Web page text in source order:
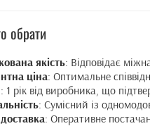
обрати
якість: Відповідає
ціна: Оптимальне
: 1 рік від виробника, що
: Сумісний із
: Оперативне